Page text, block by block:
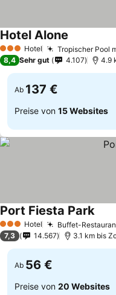
3 SterneHotel Tropischer Pool
Hotel Alone
8,4 Sehr gut 4.107 4.9
Ab 137 €
Preise von 15 Websites
3 SterneHotel Buffet-
Port Fiesta Park
7,3 14.567 3.1 km bis
Ab 56 €
Preise von 20 Websites